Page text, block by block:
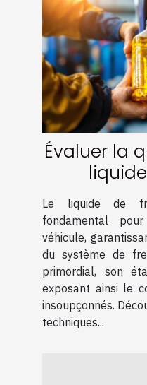
Évaluer la
Le liquide de
fondamental
véhicule,
du système de
primordial, son
exposant ainsi le
insoupçonnés.
techniques...